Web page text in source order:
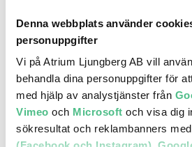
Denna webbplats använder
personuppgifter
Vi på Atrium Ljungberg AB vill
behandla dina personuppgifter för
med hjälp av analystjänster från
Vimeo och Microsoft och visa dig
sökresultat och reklambanners